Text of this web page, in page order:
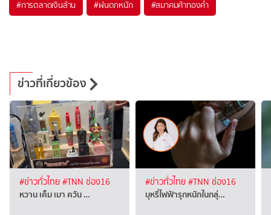
#การตลาดเงินล้าน #ฝนตกหนัก #สมาคมค้าทองคำ
ข่าวที่เกี่ยวข้อง
#ข่าวทั่วไทย#TNN ช่อง16
หวาน เค็ม เมา ควัน …
#ข่าวทั่วไทย#TNN ช่อง16
บุหรี่ไฟฟ้ารุกหนักในกลุ่…